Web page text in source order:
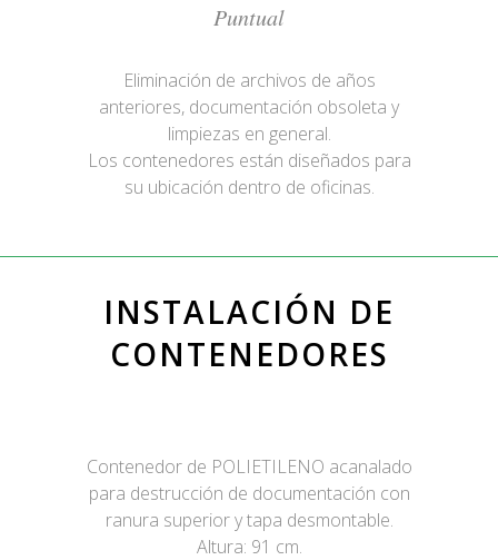
Puntual
Eliminación de archivos de años
anteriores, documentación obsoleta y
limpiezas en general.
Los contenedores están diseñados para
su ubicación dentro de oficinas.
INSTALACIÓN DE
CONTENEDORES
Contenedor de POLIETILENO acanalado
para destrucción de documentación con
ranura superior y tapa desmontable.
Altura: 91 cm.